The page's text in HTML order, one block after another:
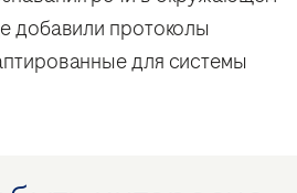
добавили протоколы
для системы